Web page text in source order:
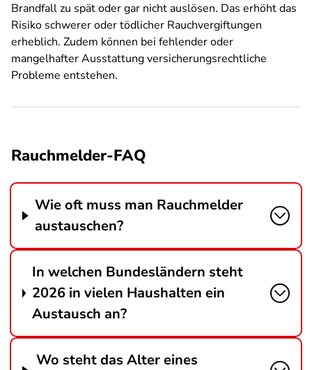
Brandfall zu spät oder gar nicht auslösen. Das erhöht das
Risiko schwerer oder tödlicher Rauchvergiftungen
erheblich. Zudem können bei fehlender oder
mangelhafter Ausstattung versicherungsrechtliche
Probleme entstehen.
Rauchmelder-FAQ
Wie oft muss man Rauchmelder
austauschen?
In welchen Bundesländern steht
2026 in vielen Haushalten ein
Austausch an?
Wo steht das Alter eines